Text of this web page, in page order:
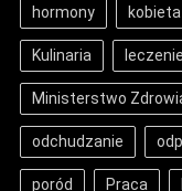
hormony kobieta
Kulinaria leczenie
Ministerstwo
odchudzanie
poród Praca